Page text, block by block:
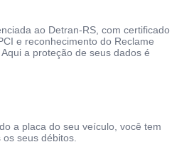
ao Detran-RS, com certificado
e reconhecimento do Reclame
a proteção de seus dados é
a placa do seu veículo, você tem
seus débitos.